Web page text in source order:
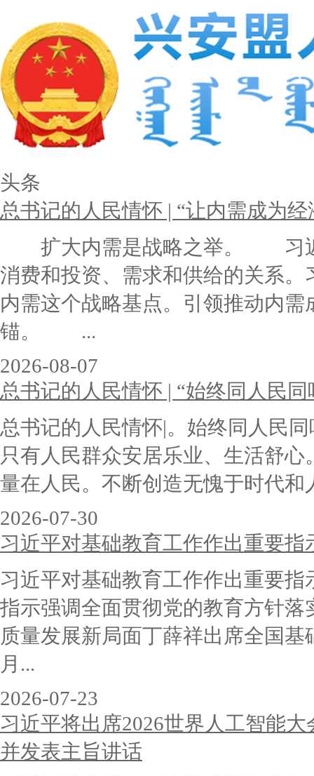
头条
总书记的人民情怀 | “让内需成为
扩大内需是战略之举。 习近
消费和投资、需求和供给的关系
内需这个战略基点。引领推动内
锚。 ...
2026-08-07
总书记的人民情怀 | “始终同人民
总书记的人民情怀|。始终同人民
只有人民群众安居乐业、生活舒
量在人民。不断创造无愧于时代
2026-07-30
习近平对基础教育工作作出重要指
习近平对基础教育工作作出重要
指示强调全面贯彻党的教育方针
质量发展新局面丁薛祥出席全国
月...
2026-07-23
习近平将出席2026世界人工智能
并发表主旨讲话